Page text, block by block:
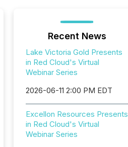
Recent News
Lake Victoria Gold Presents
in Red Cloud's Virtual
Webinar Series
2026-06-11 2:00 PM EDT
Excellon Resources Presents
in Red Cloud's Virtual
Webinar Series